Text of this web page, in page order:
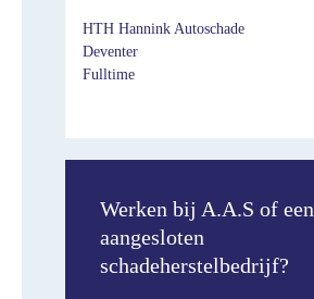
HTH Hannink Autoschade
Deventer
Fulltime
Werken bij A.A.S of een
aangesloten
schadeherstelbedrijf?